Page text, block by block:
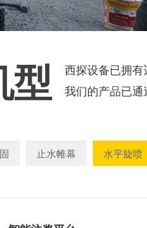
型
西探设备已拥有
我们的产品已
止水帷幕 水平旋喷